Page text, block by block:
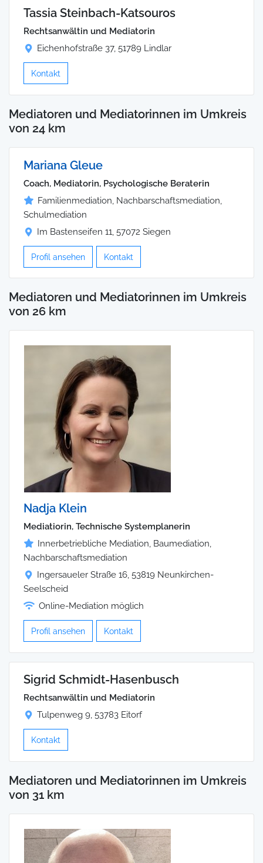
Tassia Steinbach-Katsouros
Rechtsanwältin und Mediatorin
Eichenhofstraße 37, 51789 Lindlar
Kontakt
Mediatoren und Mediatorinnen im Umkreis
von 24 km
Mariana Gleue
Coach, Mediatorin, Psychologische Beraterin
Familienmediation, Nachbarschaftsmediation,
Schulmediation
Im Bastenseifen 11, 57072 Siegen
Profil ansehen Kontakt
Mediatoren und Mediatorinnen im Umkreis
von 26 km
Nadja Klein
Mediatiorin, Technische Systemplanerin
Innerbetriebliche Mediation, Baumediation,
Nachbarschaftsmediation
Ingersaueler Straße 16, 53819 Neunkirchen-
Seelscheid
Online-Mediation möglich
Profil ansehen Kontakt
Sigrid Schmidt-Hasenbusch
Rechtsanwältin und Mediatorin
Tulpenweg 9, 53783 Eitorf
Kontakt
Mediatoren und Mediatorinnen im Umkreis
von 31 km